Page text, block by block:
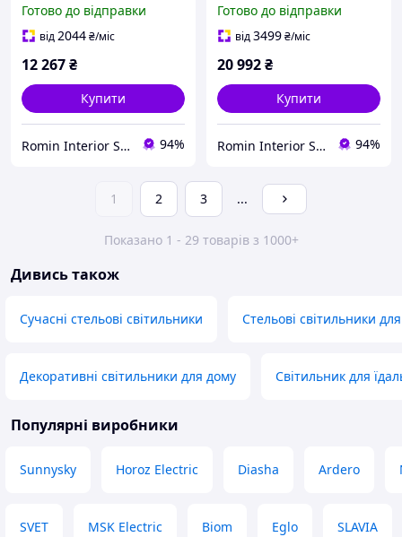
Готово до відправки
від2044₴/міс
12 267₴
Купити
Romin Interior Store 94%
Готово до відправки
від3499₴/міс
20 992₴
Купити
Romin Interior Store 94%
1 2 3 ...
Показано 1 - 29 товарів з 1000+
Дивись також
Сучасні стельові світильники Стельові світильники для
Декоративні світильники для дому Світильник для
Популярні виробники
Sunnysky Horoz Electric Diasha Ardero
SVET MSK Electric Biom Eglo SLAVIA